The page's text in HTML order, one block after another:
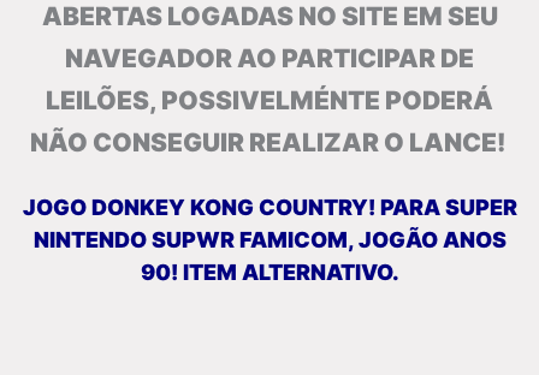
ABERTAS LOGADAS NO SITE EM SEU
NAVEGADOR AO PARTICIPAR DE
LEILÕES, POSSIVELMÉNTE PODERÁ
NÃO CONSEGUIR REALIZAR O LANCE!
JOGO DONKEY KONG COUNTRY! PARA SUPER
NINTENDO SUPWR FAMICOM, JOGÃO ANOS
90! ITEM ALTERNATIVO.